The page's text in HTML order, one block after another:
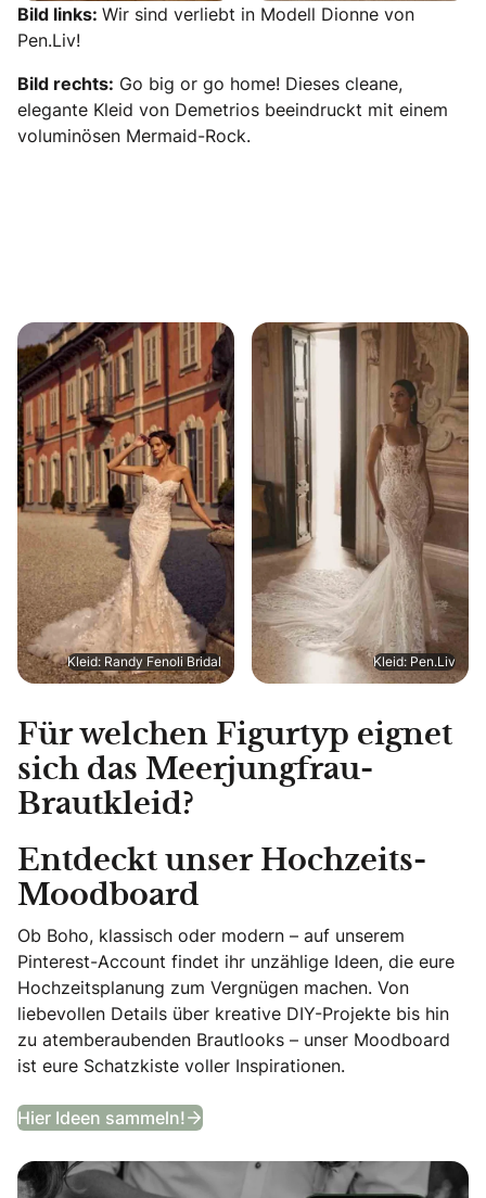
Bild links: Wir sind verliebt in Modell Dionne von
Pen.Liv!
Bild rechts: Go big or go home! Dieses cleane,
elegante Kleid von Demetrios beeindruckt mit einem
voluminösen Mermaid-Rock.
Kleid: Randy Fenoli Bridal Kleid: Pen.Liv
Für welchen Figurtyp eignet
sich das Meerjungfrau-
Brautkleid?
Entdeckt unser Hochzeits-
Moodboard
Ob Boho, klassisch oder modern – auf unserem
Pinterest-Account findet ihr unzählige Ideen, die eure
Hochzeitsplanung zum Vergnügen machen. Von
liebevollen Details über kreative DIY-Projekte bis hin
zu atemberaubenden Brautlooks – unser Moodboard
ist eure Schatzkiste voller Inspirationen.
Hier Ideen sammeln! Entdeckt unser Hochzeits-